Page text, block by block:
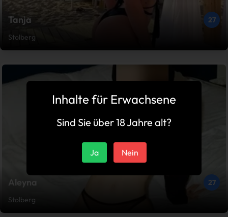
Tanja
27
Stolberg
Aleyna
27
Stolberg
Inhalte für Erwachsene
Sind Sie über 18 Jahre alt?
Ja Nein